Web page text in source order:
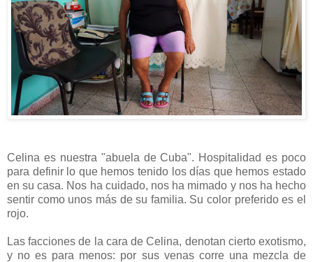
Celina es nuestra "abuela de Cuba". Hospitalidad es poco
para definir lo que hemos tenido los días que hemos estado
en su casa. Nos ha cuidado, nos ha mimado y nos ha hecho
sentir como unos más de su familia. Su color preferido es el
rojo.
Las facciones de la cara de Celina, denotan cierto exotismo,
y no es para menos: por sus venas corre una mezcla de